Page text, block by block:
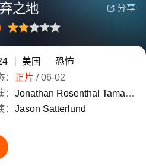
 分享
之地
美国
恐怖
： 正片 /06-02
： Jonathan Rosenthal Tamara
： Jason Satterlund